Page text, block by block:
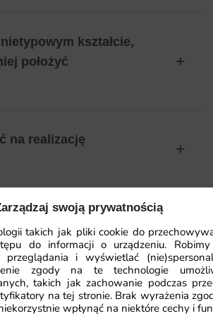
swoją prywatnością
takich jak pliki cookie do
do informacji o urządzeniu.
i wyświetlać
zgody na te technologie
takich jak zachowanie podczas
na tej stronie. Brak wyrażenia
wpłynąć na niektóre cechy i
kształcie,
położyć
na realizację
fototapetę?
fototapetę? / Jak